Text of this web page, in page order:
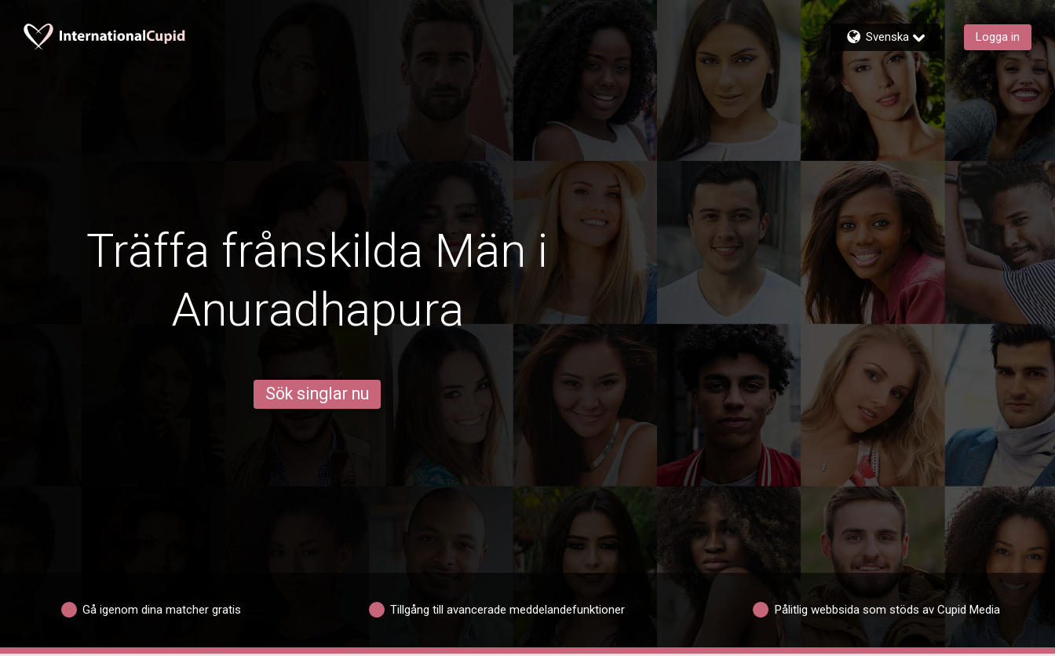
Svenska Logga in
Träffa frånskilda Män i
Anuradhapura
Sök singlar nu
Gå igenom dina matcher gratis Tillgång till avancerade meddelandefunktioner Pålitlig webbsida som stöds av Cupid Media